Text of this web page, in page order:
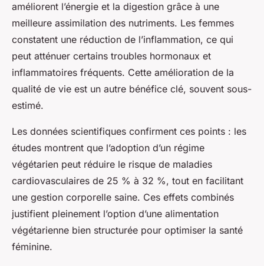
améliorent l’énergie et la digestion grâce à une
meilleure assimilation des nutriments. Les femmes
constatent une réduction de l’inflammation, ce qui
peut atténuer certains troubles hormonaux et
inflammatoires fréquents. Cette amélioration de la
qualité de vie est un autre bénéfice clé, souvent sous-
estimé.
Les données scientifiques confirment ces points : les
études montrent que l’adoption d’un régime
végétarien peut réduire le risque de maladies
cardiovasculaires de 25 % à 32 %, tout en facilitant
une gestion corporelle saine. Ces effets combinés
justifient pleinement l’option d’une alimentation
végétarienne bien structurée pour optimiser la santé
féminine.